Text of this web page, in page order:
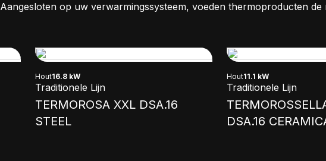
Aangesloten op uw verwarmingssysteem, voeden thermoproducten
Hout16.8 kW
Traditionele Lijn
TERMOROSA XXL DSA.16
STEEL
Hout11.1 kW
Traditionele Lijn
DSA.16